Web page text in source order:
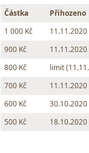
Částka Přihozeno
1 000 Kč
900 Kč
11.11.2020
800 Kč
limit
700 Kč
600 Kč
500 Kč